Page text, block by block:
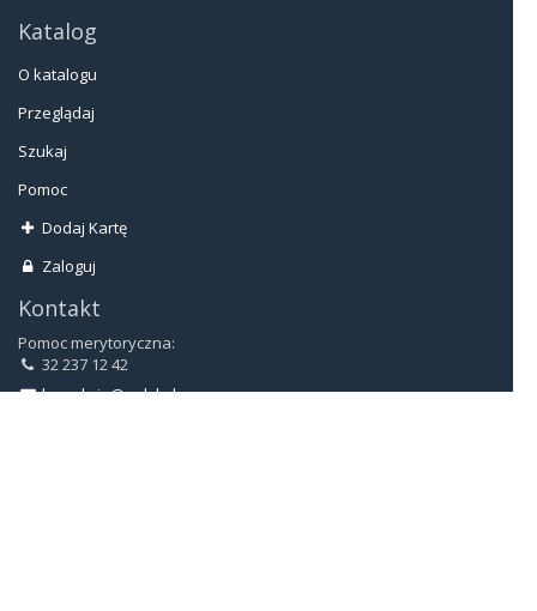
Katalog
O katalogu
Przeglądaj
Szukaj
Pomoc
Dodaj Kartę
Zaloguj
Kontakt
Pomoc merytoryczna:
32 237 12 42
bg.sekcja@polsl.pl